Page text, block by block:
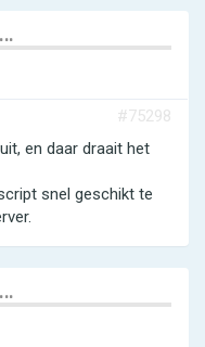
#75298
en daar draait het
snel geschikt te